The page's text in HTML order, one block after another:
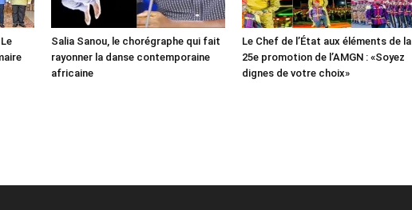
Salia Sanou, le chorégraphe qui fait
rayonner la danse contemporaine
africaine
Le Chef de l’État aux éléments de la
25e promotion de l’AMGN : «Soyez
dignes de votre choix»